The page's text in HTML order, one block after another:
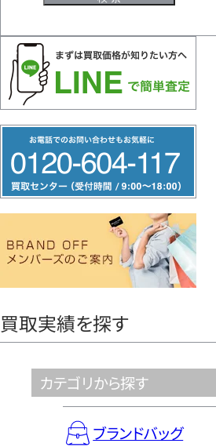
リ
ー
ヤ
買取実績を探す
カテゴリから探す
ブランドバッグ